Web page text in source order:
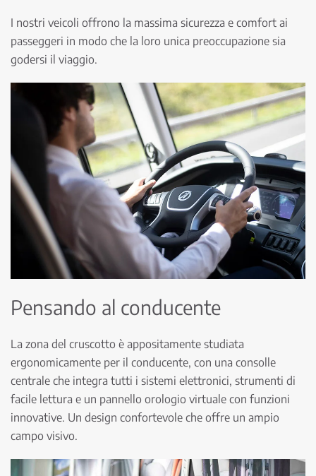
I nostri veicoli offrono la massima sicurezza e comfort ai
passeggeri in modo che la loro unica preoccupazione sia
godersi il viaggio.
Pensando al conducente
La zona del cruscotto è appositamente studiata
ergonomicamente per il conducente, con una consolle
centrale che integra tutti i sistemi elettronici, strumenti di
facile lettura e un pannello orologio virtuale con funzioni
innovative. Un design confortevole che offre un ampio
campo visivo.